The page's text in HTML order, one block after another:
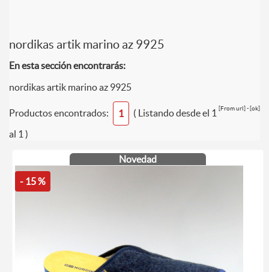
nordikas artik marino az 9925
En esta sección encontrarás:
nordikas artik marino az 9925
[From url] - [ok]
Productos encontrados: 1
( Listando desde el 1
al 1 )
Novedad
- 15 %